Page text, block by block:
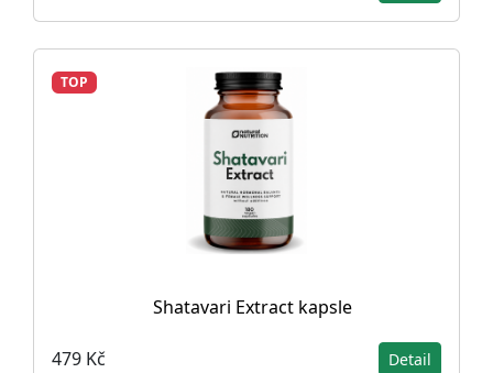
TOP
Shatavari Extract kapsle
479 Kč Detail